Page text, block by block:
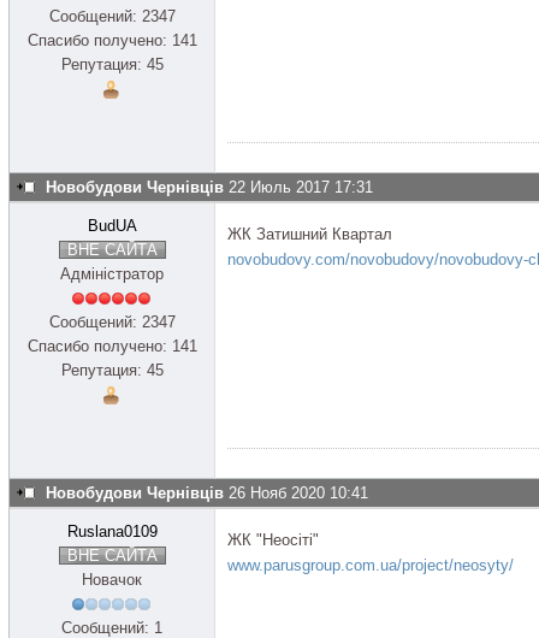
Сообщений: 2347
Спасибо получено: 141
Репутация: 45
Новобудови Чернівців 22 Июль 2017 17:31
BudUA
ВНЕ САЙТА
Адміністратор
Сообщений: 2347
Спасибо получено: 141
Репутация: 45
ЖК Затишний Квартал
novobudovy.com/novobudovy/novobudovy-
Новобудови Чернівців 26 Нояб 2020 10:41
Ruslana0109
ВНЕ САЙТА
Новачок
Сообщений: 1
ЖК "Неосіті"
www.parusgroup.com.ua/project/neosyty/